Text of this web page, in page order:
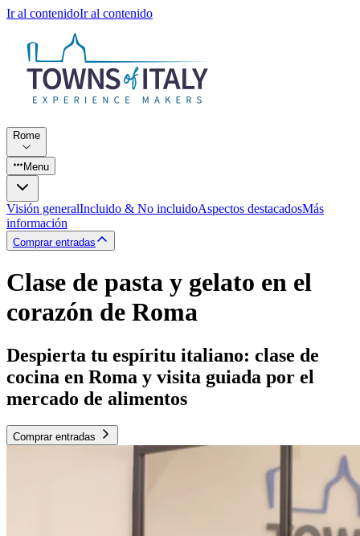
Ir al contenidoIr al contenido
Rome
Menu
Visión generalIncluido & No incluidoAspectos destacadosMás
información
Comprar entradas
Clase de pasta y gelato en el
corazón de Roma
Despierta tu espíritu italiano: clase de
cocina en Roma y visita guiada por el
mercado de alimentos
Comprar entradas